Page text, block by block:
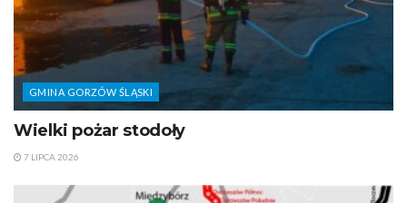
GMINA GORZÓW ŚLĄSKI
Wielki pożar stodoły
7 LIPCA 2026